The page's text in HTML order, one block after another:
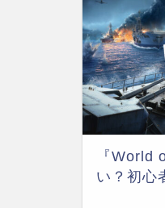
『World
い？初心